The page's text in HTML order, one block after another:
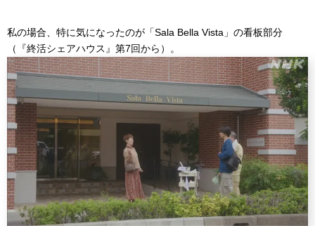
私の場合、特に気になったのが「Sala Bella Vista」の看板部分
（『終活シェアハウス』第7回から）。